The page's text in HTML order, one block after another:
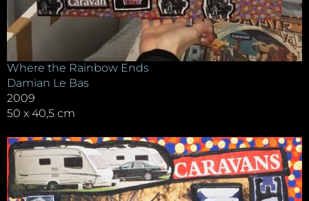
Where the Rainbow Ends
Damian Le Bas
2009
50 x 40,5 cm